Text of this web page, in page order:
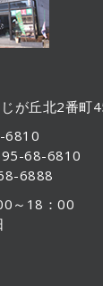
が丘北2番町
6810
68-6810
6888
～18：00